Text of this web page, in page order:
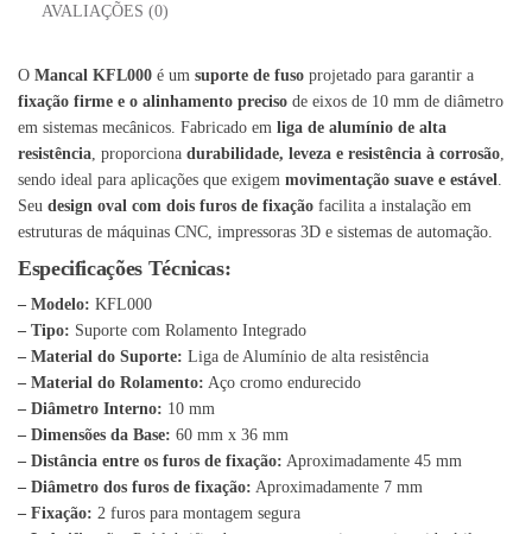
AVALIAÇÕES (0)
O Mancal KFL000 é um suporte de fuso projetado para garantir a
fixação firme e o alinhamento preciso de eixos de 10 mm de diâmetro
em sistemas mecânicos. Fabricado em liga de alumínio de alta
resistência, proporciona durabilidade, leveza e resistência à corrosão,
sendo ideal para aplicações que exigem movimentação suave e estável.
Seu design oval com dois furos de fixação facilita a instalação em
estruturas de máquinas CNC, impressoras 3D e sistemas de automação.
Especificações Técnicas:
– Modelo: KFL000
– Tipo: Suporte com Rolamento Integrado
– Material do Suporte: Liga de Alumínio de alta resistência
– Material do Rolamento: Aço cromo endurecido
– Diâmetro Interno: 10 mm
– Dimensões da Base: 60 mm x 36 mm
– Distância entre os furos de fixação: Aproximadamente 45 mm
– Diâmetro dos furos de fixação: Aproximadamente 7 mm
– Fixação: 2 furos para montagem segura